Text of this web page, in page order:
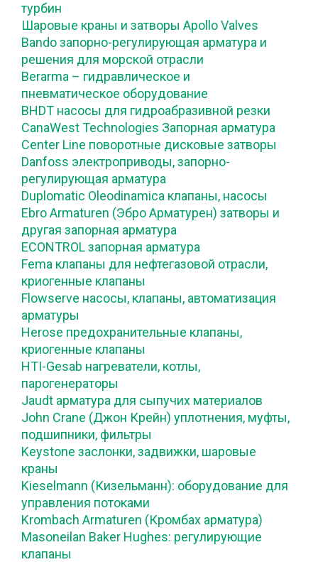
турбин
Шаровые краны и затворы Apollo Valves
Bando запорно-регулирующая арматура и
решения для морской отрасли
Berarma – гидравлическое и
пневматическое оборудование
BHDT насосы для гидроабразивной резки
CanaWest Technologies Запорная арматура
Center Line поворотные дисковые затворы
Danfoss электроприводы, запорно-
регулирующая арматура
Duplomatic Oleodinamica клапаны, насосы
Ebro Armaturen (Эбро Арматурен) затворы и
другая запорная арматура
ECONTROL запорная арматура
Fema клапаны для нефтегазовой отрасли,
криогенные клапаны
Flowserve насосы, клапаны, автоматизация
арматуры
Herose предохранительные клапаны,
криогенные клапаны
HTI-Gesab нагреватели, котлы,
парогенераторы
Jaudt арматура для сыпучих материалов
John Crane (Джон Крейн) уплотнения, муфты,
подшипники, фильтры
Keystone заслонки, задвижки, шаровые
краны
Kieselmann (Кизельманн): оборудование для
управления потоками
Krombach Armaturen (Кромбах арматура)
Masoneilan Baker Hughes: регулирующие
клапаны